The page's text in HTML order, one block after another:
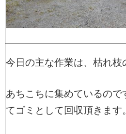
今日の主な作業は、枯れ枝
あちこちに集めているので
てゴミとして回収頂きます。